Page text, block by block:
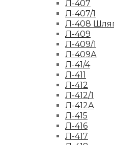
Л-407
Л-407/1
Л-408
Л-409
Л-409/1
Л-409А
Л-41/4
Л-411
Л-412
Л-412/1
Л-412А
Л-415
Л-416
Л-417